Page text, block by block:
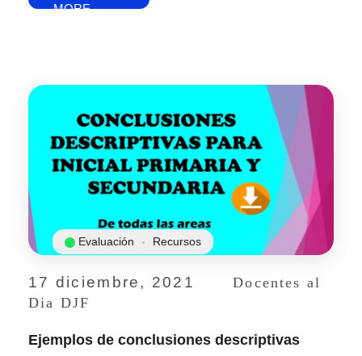
MORE
17 diciembre, 2021
Docentes al
Dia DJF
Evaluación Recursos
Ejemplos de conclusiones descriptivas